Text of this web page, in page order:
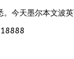
今天墨尔本文波